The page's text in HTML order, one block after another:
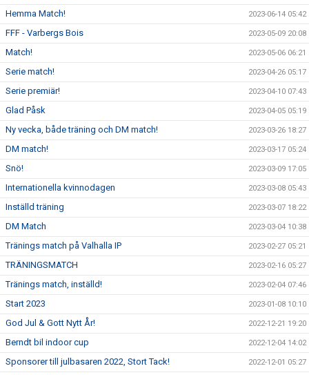
Hemma Match! 2023-06-14 05:42
FFF - Varbergs Bois 2023-05-09 20:08
Match! 2023-05-06 06:21
Serie match! 2023-04-26 05:17
Serie premiär! 2023-04-10 07:43
Glad Påsk 2023-04-05 05:19
Ny vecka, både träning och DM match! 2023-03-26 18:27
DM match! 2023-03-17 05:24
Snö! 2023-03-09 17:05
Internationella kvinnodagen 2023-03-08 05:43
Inställd träning 2023-03-07 18:22
DM Match 2023-03-04 10:38
Tränings match på Valhalla IP 2023-02-27 05:21
TRÄNINGSMATCH 2023-02-16 05:27
Tränings match, inställd! 2023-02-04 07:46
Start 2023 2023-01-08 10:10
God Jul & Gott Nytt År! 2022-12-21 19:20
Berndt bil indoor cup 2022-12-04 14:02
Sponsorer till julbasaren 2022, Stort Tack! 2022-12-01 05:27